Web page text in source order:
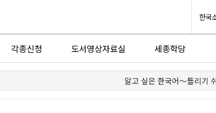
한국
각종신청 도서영상자료실 세종학당
알고 싶은 한국어〜틀리기